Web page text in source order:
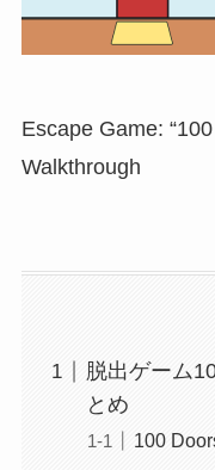
Escape Game:
Walkthrough
脱出ゲーム
とめ
100